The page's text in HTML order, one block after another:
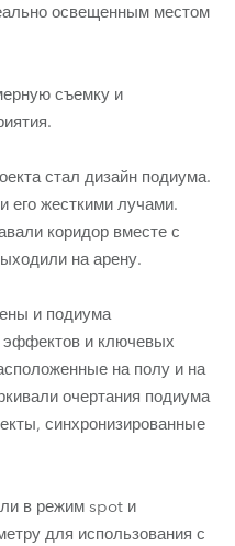
освещенным местом
съемку и
стал дизайн подиума.
его жесткими лучами.
коридор вместе с
на арену.
и подиума
и ключевых
на полу и на
очертания подиума
синхронизированные
в режим spot и
для использования с